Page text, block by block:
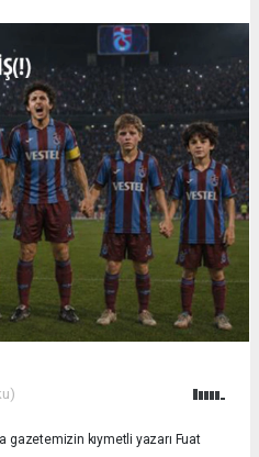
gazetemizin kıymetli yazarı Fuat